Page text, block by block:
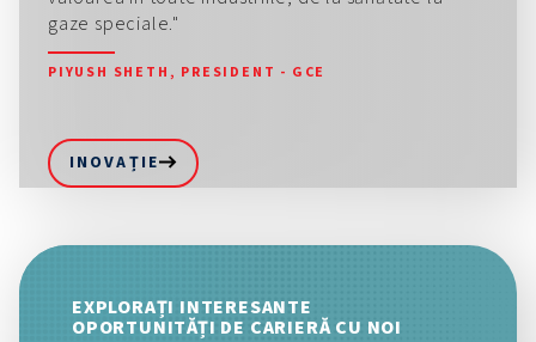
gaze speciale."
PIYUSH SHETH, PRESIDENT - GCE
INOVAȚIE
EXPLORAȚI INTERESANTE
OPORTUNITĂȚI DE CARIERĂ CU NOI